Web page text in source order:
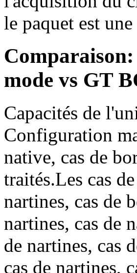
le paquet est
mode vs GT
Capacités de
Configuration
native, cas de
traités.Les cas
nartines, cas de
nartines, cas de
de nartines, cas
cas de nartines,